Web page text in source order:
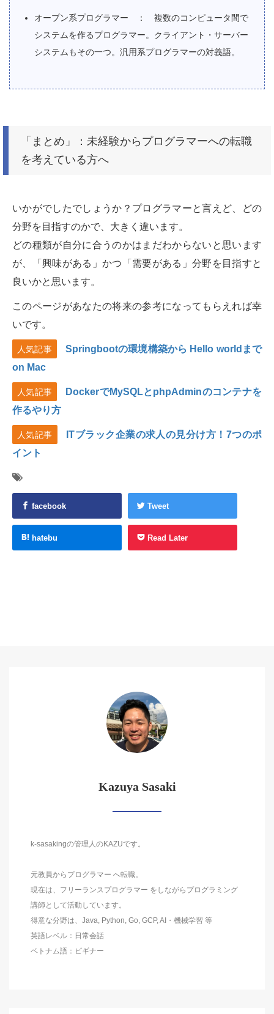
オープン系プログラマー ： 複数のコンピュータ間で
システムを作るプログラマー。クライアント・サーバー
システムもその一つ。汎用系プログラマーの対義語。
「まとめ」：未経験からプログラマーへの転職
を考えている方へ
いかがでしたでしょうか？プログラマーと言えど、どの
分野を目指すのかで、大きく違います。
どの種類が自分に合うのかはまだわからないと思います
が、「興味がある」かつ「需要がある」分野を目指すと
良いかと思います。
このページがあなたの将来の参考になってもらえれば幸
いです。
人気記事
Springbootの環境構築から Hello worldまで
on Mac
人気記事
DockerでMySQLとphpAdminのコンテナを
作るやり方
人気記事
ITブラック企業の求人の見分け方！7つのポ
イント
facebook Tweet
hatebu Read Later
Kazuya Sasaki
k-sasakingの管理人のKAZUです。
元教員からプログラマー へ転職。
現在は、フリーランスプログラマー をしながらプログラミング
講師として活動しています。
得意な分野は、Java, Python, Go, GCP, AI・機械学習 等
英語レベル：日常会話
ベトナム語：ビギナー